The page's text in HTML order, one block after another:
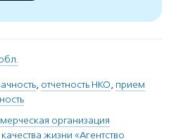
, отчетность НКО, прием
организация
жизни «Агентство